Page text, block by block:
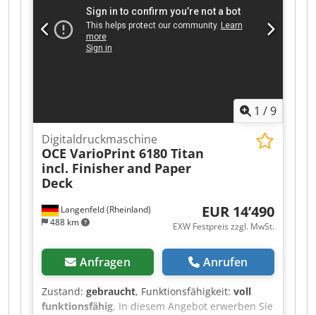
Afozqncfs Aof
1 /9
Langenfeld (Rheinland)
488 km
Digitaldruckmaschine
OCE VarioPrint 6180 Titan
incl. Finisherand Paper
Deck
EUR 14’490
EXW Festpreis zzgl. MwSt.
Anfragen Anrufen
Zustand: gebraucht, Funktionsfähigkeit: voll
funktionsfähig, In diesem Angebot erwerben Sie